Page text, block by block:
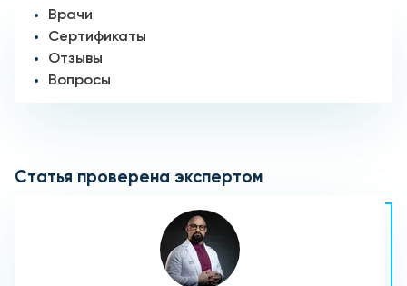
Врачи
Сертификаты
Отзывы
Вопросы
Статья проверена экспертом